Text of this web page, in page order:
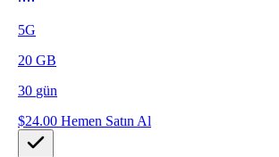
5G
20 GB
30 gün
$24.00 Hemen Satın Al